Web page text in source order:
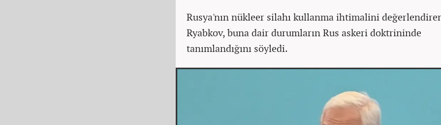
Rusya'nın nükleer silahı kullanma ihtimalini
Ryabkov, buna dair durumların Rus askeri doktrininde
tanımlandığını söyledi.